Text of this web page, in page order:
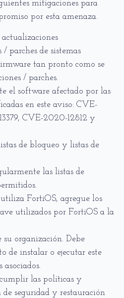
mitigaciones para
por esta amenaza.
actualizaciones
parches de sistemas
tan pronto como se
/ parches.
el software afectado por las
en este aviso: CVE-
CVE-2020-12812 y
de bloqueo y listas de
las listas de
FortiOS, agregue los
utilizados por FortiOS a la
su organización. Debe
de instalar o ejecutar este
las políticas y
seguridad y restauración